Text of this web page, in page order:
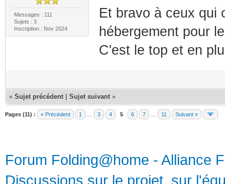
Messages : 111
Sujets : 3
Inscription : Nov 2024
Et bravo à ceux qui
hébergement pour
C'est le top et en
« Sujet précédent Sujet suivant »
Pages (11) : « Précédent 1 3 4 5 6 7 11 Suivant »
Forum Folding@home - Alliance
Discussions sur le projet, sur